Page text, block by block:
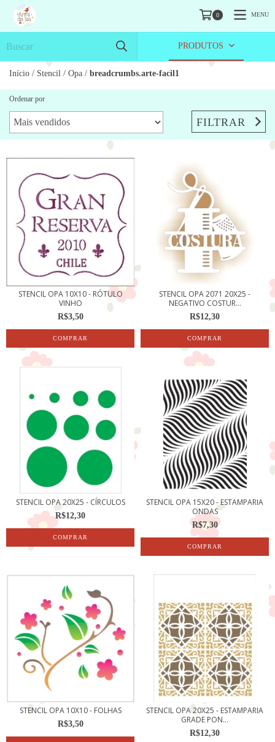
0 MENU
PRODUTOS
Início / Stencil / Opa / breadcrumbs.arte-facil1
Ordenar por
FILTRAR
STENCIL OPA 10X10 - RÓTULO
VINHO
R$3,50
STENCIL OPA 2071 20X25 -
NEGATIVO COSTUR...
R$12,30
STENCIL OPA 20X25 - CÍRCULOS
R$12,30
STENCIL OPA 15X20 - ESTAMPARIA
ONDAS
R$7,30
STENCIL OPA 10X10 - FOLHAS
R$3,50
STENCIL OPA 20X25 - ESTAMPARIA
GRADE PON...
R$12,30